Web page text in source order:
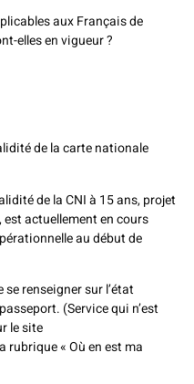
aux Français de
elles en vigueur ?
de la carte nationale
de la CNI à 15 ans, projet
est actuellement en cours
au début de
renseigner sur l’état
(Service qui n’est
le site
« Où en est ma